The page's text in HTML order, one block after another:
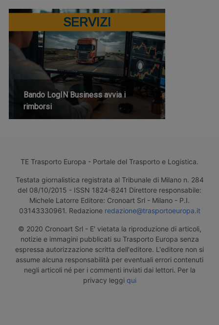
SERVIZI
Bando LogIN Business avvia i
rimborsi
TE Trasporto Europa - Portale del Trasporto e Logistica.
Testata giornalistica registrata al Tribunale di Milano n. 284
del 08/10/2015 - ISSN 1824-8241 Direttore responsabile:
Michele Latorre Editore: Cronoart Srl - Milano - P.I.
03143330961. Redazione redazione@trasportoeuropa.it
© 2020 Cronoart Srl - E' vietata la riproduzione di articoli,
notizie e immagini pubblicati su Trasporto Europa senza
espressa autorizzazione scritta dell'editore. L'editore non si
assume alcuna responsabilità per eventuali errori contenuti
negli articoli né per i commenti inviati dai lettori. Per la
privacy leggi qui